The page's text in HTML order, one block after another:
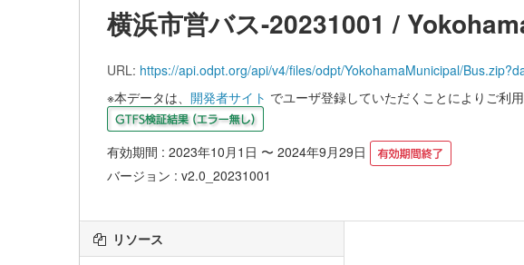
横浜市営バス-20231001 /
URL: https://api.odpt.org/api/v4/files/odpt/YokohamaMunicipal/
※本データは、 開発者サイト でユーザ登録していただくことによりご利用
有効期間 : 2023年10月1日 〜 2024年9月29日
バージョン : v2.0_20231001
リソース